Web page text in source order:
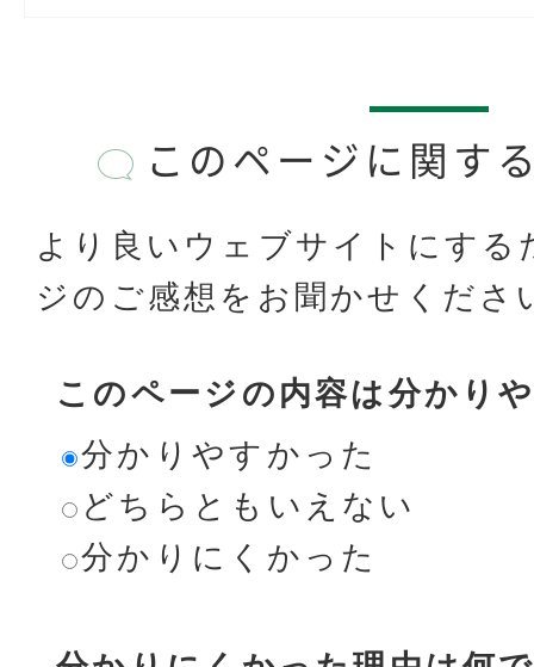
このページに関す
より良いウェブサイトにする
ジのご感想をお聞かせくださ
このページの内容は分かり
分かりやすかった
どちらともいえない
分かりにくかった